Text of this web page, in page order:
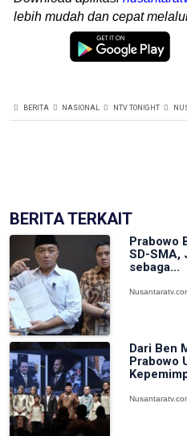
lebih mudah dan cepat
BERITA NASIONAL NTV TONIGHT
BERITA TERKAIT
Prabowo
SD-SMA,
sebaga...
Dari Ben
Prabowo